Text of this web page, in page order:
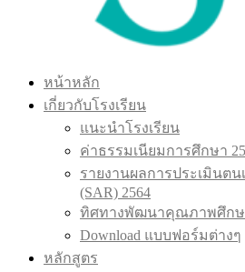
หน้าหลัก
เกี่ยวกับโรงเรียน
แนะนำโรงเรียน
ค่าธรรมเนียมการศึกษา
รายงานผลการประเมินต
(SAR) 2564
ทิศทางพัฒนาคุณภาพศึก
Download แบบฟอร์มต่างๆ
หลักสูตร